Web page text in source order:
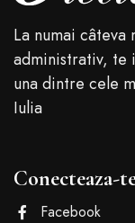
La numai
administrativ, te
una dintre cele
Iulia
Conecteaza-
Facebook